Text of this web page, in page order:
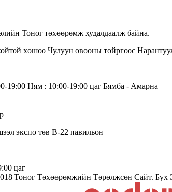
Тоног төхөөрөмж худалдаалж байна.
хөшөө Чулуун овооны тойргоос
19:00 Ням : 10:00-19:00 цаг Бямба - Амарна
экспо төв B-22 павильон
цаг
Тоног Төхөөрөмжийн Төрөлжсөн Сайт. Бүх